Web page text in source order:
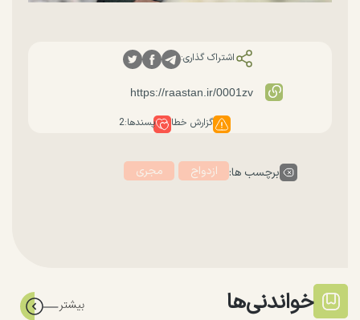
اشتراک گذاری:
گزارش خطا پسندها:2
برچسب ها: ازدواج مجری
خواندنی‌ها